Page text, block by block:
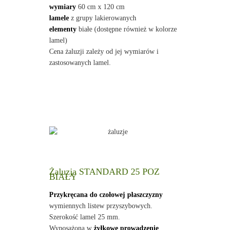
wymiary60 cm x 120 cm
lamelez grupy lakierowanych
elementybiałe (dostępne również w kolorze
lamel)
Cena żaluzji zależy od jej wymiarów i
zastosowanych lamel.
Żaluzja STANDARD 25 POZ
BIAŁY
Przykręcana do czołowej płaszczyzny
wymiennych listew przyszybowych.
Szerokość lamel 25 mm.
Wyposażona w żyłkowe prowadzenie